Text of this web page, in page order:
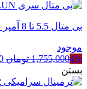
بی متال 5.5 تا 8 آمپر سری NXR-25 چینت
موجود
4%
1,755,000 تومان
بستن